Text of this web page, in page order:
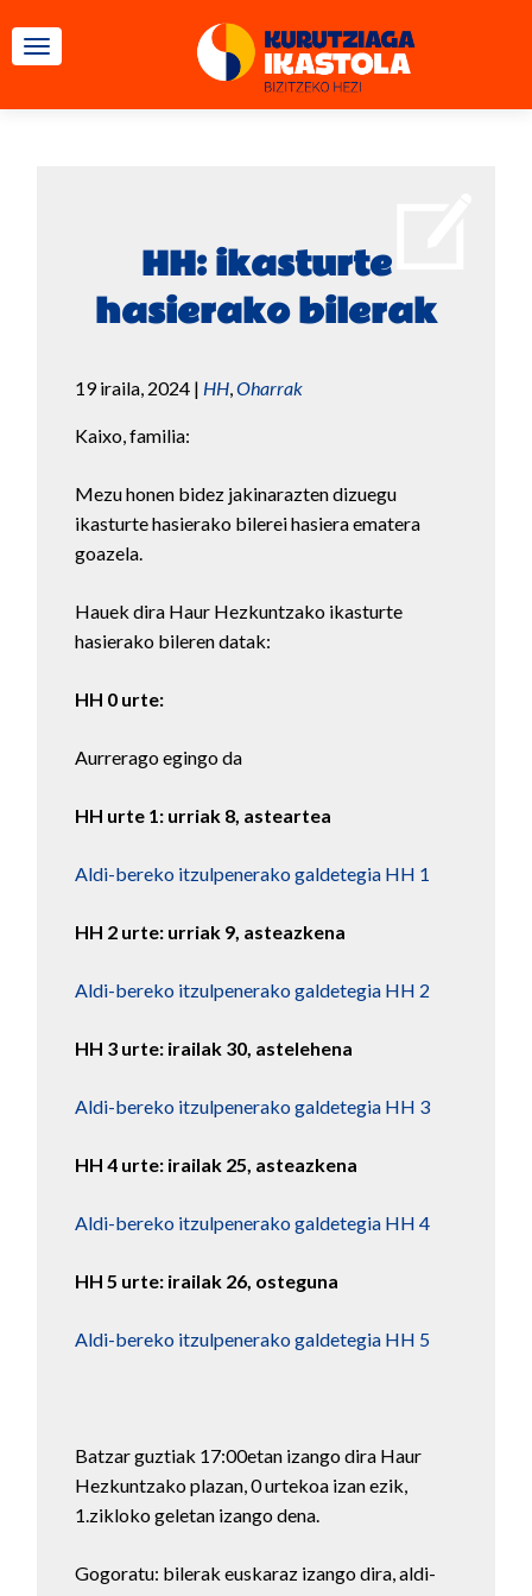
TOGGLE NAVIGATION
HH: ikasturte
hasierako bilerak
19 iraila, 2024 | HH,Oharrak
Kaixo, familia:
Mezu honen bidez jakinarazten dizuegu
ikasturte hasierako bilerei hasiera ematera
goazela.
Hauek dira Haur Hezkuntzako ikasturte
hasierako bileren datak:
HH 0 urte:
Aurrerago egingo da
HH urte 1: urriak 8, asteartea
Aldi-bereko itzulpenerako galdetegia HH 1
HH 2 urte: urriak 9, asteazkena
Aldi-bereko itzulpenerako galdetegia HH 2
HH 3 urte: irailak 30, astelehena
Aldi-bereko itzulpenerako galdetegia HH 3
HH 4 urte: irailak 25, asteazkena
Aldi-bereko itzulpenerako galdetegia HH 4
HH 5 urte: irailak 26, osteguna
Aldi-bereko itzulpenerako galdetegia HH 5
Batzar guztiak 17:00etan izango dira Haur
Hezkuntzako plazan, 0 urtekoa izan ezik,
1.zikloko geletan izango dena.
Gogoratu: bilerak euskaraz izango dira, aldi-